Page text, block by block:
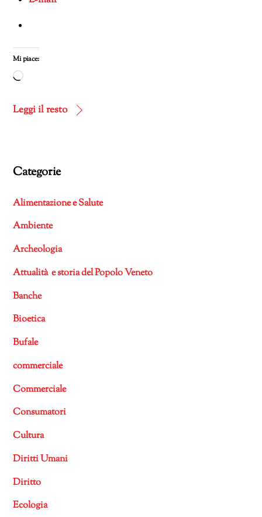
Mi piace:
Caricamento
corso…
Leggi il resto
Categorie
Alimentazione e Salute
Ambiente
Archeologia
Attualità e storia del Popolo Veneto
Banche
Bioetica
Bufale
commerciale
Commerciale
Consumatori
Cultura
Diritti Umani
Diritto
Ecologia